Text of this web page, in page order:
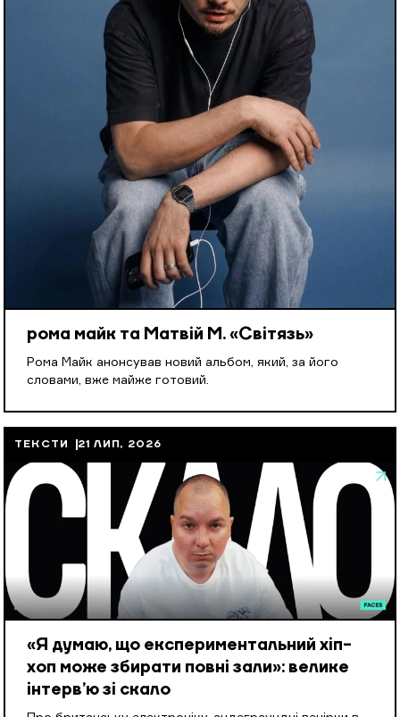
рома майк та Матвій М. «Світязь»
Рома Майк анонсував новий альбом, який, за його
словами, вже майже готовий.
ТЕКСТИ 21 ЛИП, 2026
«Я думаю, що експериментальний хіп-
хоп може збирати повні зали»: велике
інтерв’ю зі скало